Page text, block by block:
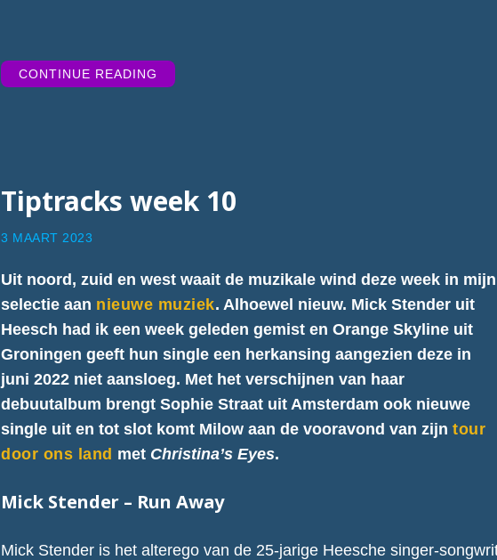
CONTINUE READING
WEEK
Tiptracks week 10
3 MAART 2023
Uit noord, zuid en west waait de muzikale wind deze week in mijn
selectie aan nieuwe muziek. Alhoewel nieuw. Mick Stender uit
Heesch had ik een week geleden gemist en Orange Skyline uit
Groningen geeft hun single een herkansing aangezien deze in
juni 2022 niet aansloeg. Met het verschijnen van haar
debuutalbum brengt Sophie Straat uit Amsterdam ook nieuwe
single uit en tot slot komt Milow aan de vooravond van zijntour
door ons land met Christina’s Eyes.
Mick Stender – Run Away
Mick Stender is het alterego van de 25-jarige Heesche singer-